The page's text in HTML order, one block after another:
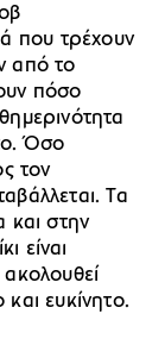
που τρέχουν
από το
πόσο
Όσο
τον
Τα
και στην
είναι
ευκίνητο.